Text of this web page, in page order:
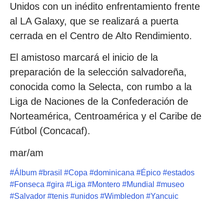
Unidos con un inédito enfrentamiento frente
al LA Galaxy, que se realizará a puerta
cerrada en el Centro de Alto Rendimiento.
El amistoso marcará el inicio de la
preparación de la selección salvadoreña,
conocida como la Selecta, con rumbo a la
Liga de Naciones de la Confederación de
Norteamérica, Centroamérica y el Caribe de
Fútbol (Concacaf).
mar/am
#Álbum #brasil #Copa #dominicana #Épico #estados
#Fonseca #gira #Liga #Montero #Mundial #museo
#Salvador #tenis #unidos #Wimbledon #Yancuic